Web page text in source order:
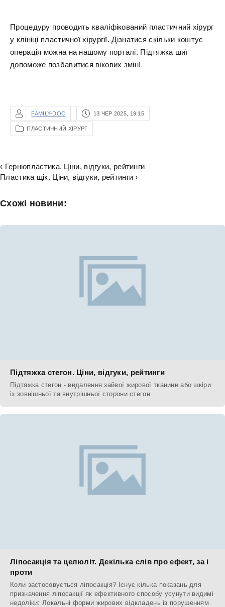
Процедуру проводить кваліфікований пластичний хірург
у клініці пластичної хірургії. Дізнатися скільки коштує
операція можна на нашому порталі. Підтяжка шиї
допоможе позбавитися вікових змін!
FAMILY-DOC 13 ЧЕР 2025, 19:15
ПЛАСТИЧНИЙ ХІРУРГ
‹ Герніопластика. Ціни, відгуки, рейтинги
Пластика щік. Ціни, відгуки, рейтинги ›
Схожі новини:
Підтяжка стегон. Ціни, відгуки, рейтинги
Підтяжка стегон - видалення зайвої жирової тканини або шкіри
із зовнішньої та внутрішньої сторони стегон.
Ліпосакція та целюліт. Декілька слів про ефект, за і
проти
Коли застосовується ліпосакція? Існує кілька показань для
призначення ліпосакції як ефективного способу усунути видимі
недоліки: Локальні форми жирових відкладень із порушенням